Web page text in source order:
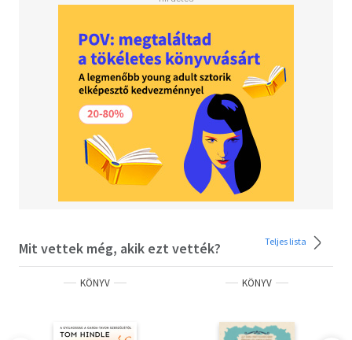
Mit vettek még, akik ezt vették? Teljes lista
KÖNYV KÖNYV